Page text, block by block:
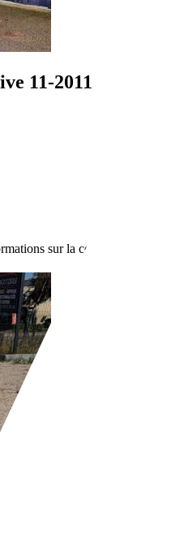
11-2011
sur la consommation de